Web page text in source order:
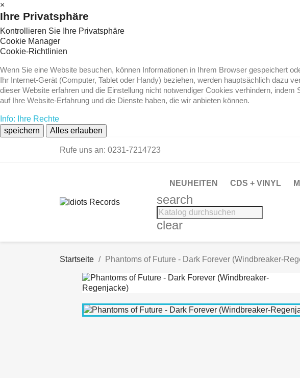
×
Ihre Privatsphäre
Kontrollieren Sie Ihre Privatsphäre
Cookie Manager
Cookie-Richtlinien
Wenn Sie eine Website besuchen, können Informationen in Ihrem Browser gespeichert
Ihr Internet-Gerät (Computer, Tablet oder Handy) beziehen, werden hauptsächlich dazu
dieser Website erfahren und die Einstellung nicht notwendiger Cookies verhindern,
auf Ihre Website-Erfahrung und die Dienste haben, die wir anbieten können.
Info: Ihre Rechte
speichern
Alles erlauben
Rufe uns an: 0231-7214723
NEUHEITEN CDS + VINYL
search
clear
Startseite Phantoms of Future - Dark Forever (Windbreaker-